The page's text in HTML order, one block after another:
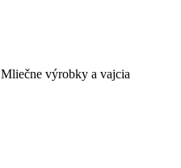
Mliečne výrobky a vajcia